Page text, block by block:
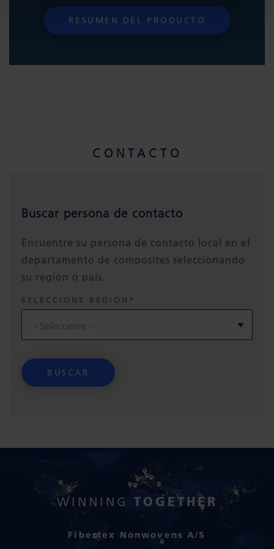
RESUMEN DEL PRODUCTO
CONTACTO
Buscar persona de contacto
Encuentre su persona de contacto local en el
departamento de composites seleccionando
su región o país.
SELECCIONE REGIÓN
WINNING TOGETHER
Fibertex Nonwovens A/S